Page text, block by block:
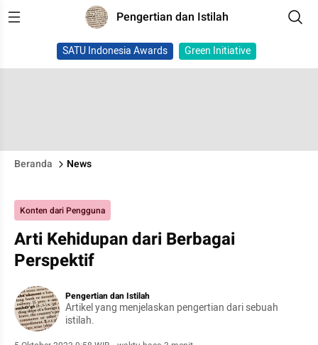
Pengertian dan Istilah
SATU Indonesia Awards Green Initiative
Beranda News
Konten dari Pengguna
Arti Kehidupan dari Berbagai
Perspektif
Pengertian dan Istilah
Artikel yang menjelaskan pengertian dari sebuah
istilah.